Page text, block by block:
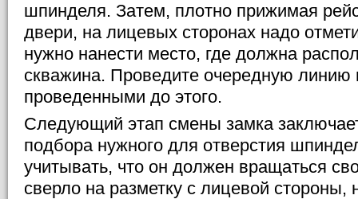
шпинделя. Затем, плотно прижимая
двери, на лицевых сторонах надо
нужно нанести место, где должна
скважина. Проведите очередную
проведенными до этого.
Следующий этап смены замка
подбора нужного для отверстия
учитывать, что он должен вращаться
сверло на разметку с лицевой стороны,